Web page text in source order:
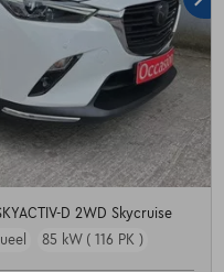
D 2WD Skycruise
85 kW ( 116 PK )